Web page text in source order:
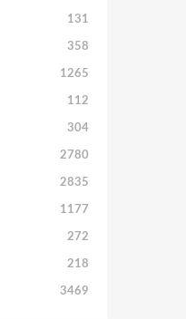
131
358
1265
112
304
2780
2835
1177
272
218
3469